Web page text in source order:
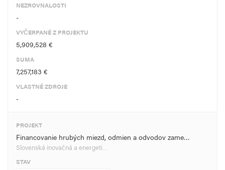
NEZROVNALOSTI
-
VYČERPANÉ Z PROJEKTU
5,909,528 €
SUMA
7,257,183 €
VLASTNÉ ZDROJE
-
PROJEKT
Financovanie hrubých miezd, odmien a odvodov zame…
Slovenská inovačná a energeti…
STAV